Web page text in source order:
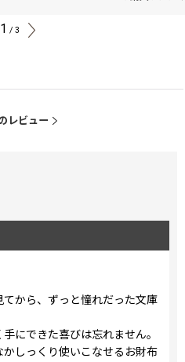
1 / 3
レビュー
から、ずっと憧れだった文庫
にできた喜びは忘れません。
しっくり使いこなせるお財布